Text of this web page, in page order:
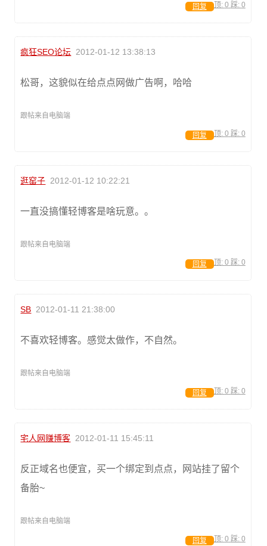
顶: 0 踩: 0
回复
疯狂SEO论坛 2012-01-12 13:38:13
松哥，这貌似在给点点网做广告啊，哈哈
跟帖来自电脑端
顶: 0 踩: 0
回复
逛窑子 2012-01-12 10:22:21
一直没搞懂轻博客是啥玩意。。
跟帖来自电脑端
顶: 0 踩: 0
回复
SB 2012-01-11 21:38:00
不喜欢轻博客。感觉太做作，不自然。
跟帖来自电脑端
顶: 0 踩: 0
回复
宅人网赚博客 2012-01-11 15:45:11
反正域名也便宜，买一个绑定到点点，网站挂了留个
备胎~
跟帖来自电脑端
顶: 0 踩: 0
回复